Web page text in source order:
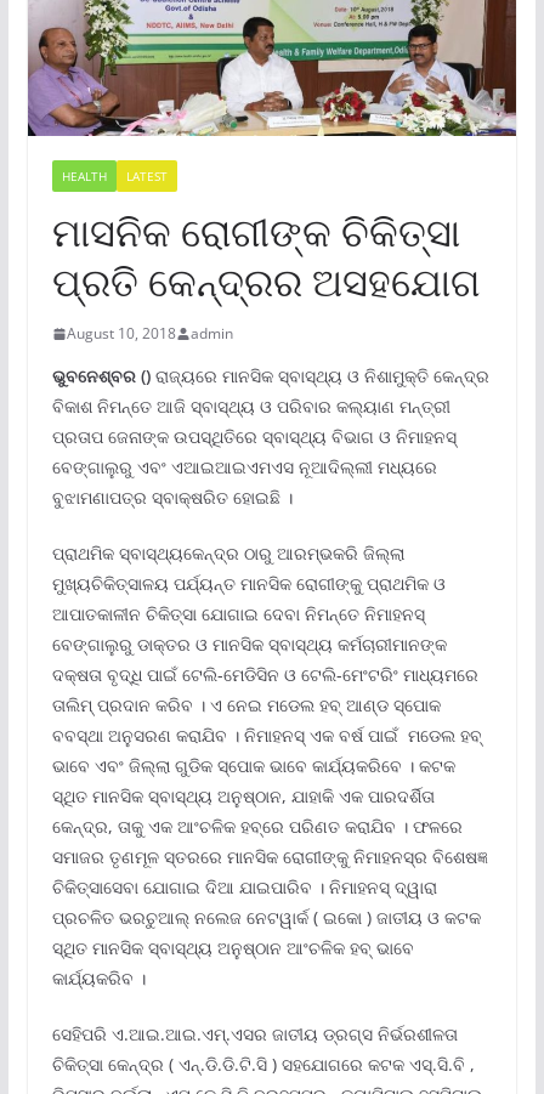
HEALTH LATEST
ମାସନିକ ରୋଗୀଙ୍କ ଚିକିତ୍ସା
ପ୍ରତି କେନ୍ଦ୍ରର ଅସହଯୋଗ
August 10, 2018 admin
ଭୁବନେଶ୍ବର ()ରାଜ୍ୟରେ ମାନସିକ ସ୍ବାସ୍ଥ୍ୟ ଓ ନିଶାମୁକ୍ତି କେନ୍ଦ୍ର
ବିକାଶ ନିମନ୍ତେ ଆଜି ସ୍ବାସ୍ଥ୍ୟ ଓ ପରିବାର କଲ୍ୟାଣ ମନ୍ତ୍ରୀ
ପ୍ରତାପ ଜେନାଙ୍କ ଉପସ୍ଥିତିରେ ସ୍ବାସ୍ଥ୍ୟ ବିଭାଗ ଓ ନିମାହନସ୍
ବେଙ୍ଗାଲୁରୁ ଏବଂ ଏଆଇଆଇଏମଏସ ନୂଆଦିଲ୍ଲୀ ମଧ୍ୟରେ
ବୁଝାମଣାପତ୍ର ସ୍ବାକ୍ଷରିତ ହୋଇଛି ।
ପ୍ରାଥମିକ ସ୍ବାସ୍ଥ୍ୟକେନ୍ଦ୍ର ଠାରୁ ଆରମ୍ଭକରି ଜିଲ୍ଲା
ମୁଖ୍ୟଚିକିତ୍ସାଳୟ ପର୍ଯ୍ୟନ୍ତ ମାନସିକ ରୋଗୀଙ୍କୁ ପ୍ରାଥମିକ ଓ
ଆପାତକାଳୀନ ଚିକିତ୍ସା ଯୋଗାଇ ଦେବା ନିମନ୍ତେ ନିମାହନସ୍
ବେଙ୍ଗାଲୁରୁ ଡାକ୍ତର ଓ ମାନସିକ ସ୍ବାସ୍ଥ୍ୟ କର୍ମଚାରୀମାନଙ୍କ
ଦକ୍ଷତା ବୃଦ୍ଧି ପାଇଁ ଟେଲି-ମେଡିସିନ ଓ ଟେଲି-ମେଂଟରିଂ ମାଧ୍ୟମରେ
ତାଲିମ୍ ପ୍ରଦାନ କରିବ । ଏ ନେଇ ମଡେଲ ହବ୍ ଆଣ୍ଡ ସ୍ପୋକ
ବବସ୍ଥା ଅନୁସରଣ କରାଯିବ । ନିମାହନସ୍ ଏକ ବର୍ଷ ପାଇଁ ମଡେଲ ହବ୍
ଭାବେ ଏବଂ ଜିଲ୍ଲା ଗୁଡିକ ସ୍ପୋକ ଭାବେ କାର୍ଯ୍ୟକରିବେ । କଟକ
ସ୍ଥିତ ମାନସିକ ସ୍ବାସ୍ଥ୍ୟ ଅନୁଷ୍ଠାନ, ଯାହାକି ଏକ ପାରଦର୍ଶିତା
କେନ୍ଦ୍ର, ତାକୁ ଏକ ଆଂଚଳିକ ହବ୍ରେ ପରିଣତ କରାଯିବ । ଫଳରେ
ସମାଜର ତୃଣମୂଳ ସ୍ତରରେ ମାନସିକ ରୋଗୀଙ୍କୁ ନିମାହନସ୍ର ବିଶେଷଜ୍ଞ
ଚିକିତ୍ସାସେବା ଯୋଗାଇ ଦିଆ ଯାଇପାରିବ । ନିମାହନସ୍ ଦ୍ୱାରା
ପ୍ରଚଳିତ ଭରଚୁଆଲ୍ ନଲେଜ ନେଟୱାର୍କ ( ଇକୋ ) ଜାତୀୟ ଓ କଟକ
ସ୍ଥିତ ମାନସିକ ସ୍ବାସ୍ଥ୍ୟ ଅନୁଷ୍ଠାନ ଆଂଚଳିକ ହବ୍ ଭାବେ
କାର୍ଯ୍ୟକରିବ ।
ସେହିପରି ଏ.ଆଇ.ଆଇ.ଏମ୍.ଏସର ଜାତୀୟ ଡ୍ରଗ୍ସ ନିର୍ଭରଶୀଳତା
ଚିକିତ୍ସା କେନ୍ଦ୍ର ( ଏନ୍.ଡି.ଡି.ଟି.ସି ) ସହଯୋଗରେ କଟକ ଏସ୍.ସି.ବି ,